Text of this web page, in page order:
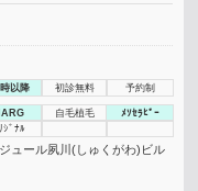
以降 初診無料 予約制
自毛植毛
ﾒｿｾﾗﾋﾟｰ
ｼﾞﾅﾙ
ュール夙川(しゅくがわ)ビル